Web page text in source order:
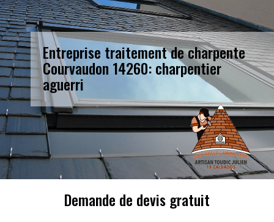
Entreprise traitement de charpente
Courvaudon 14260: charpentier
aguerri
Demande de devis gratuit